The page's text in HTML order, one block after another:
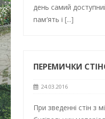
день самий
пам′ять і[...]
ПЕРЕМИЧКИ
24.03.2016
При зведенні стін з